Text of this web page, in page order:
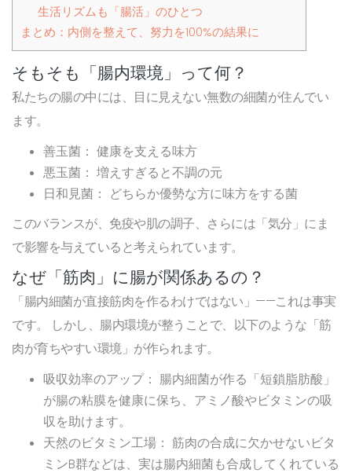
生活リズムも「腸活」のひとつ
まとめ：内側を整えて、努力を100%の結果に
そもそも「腸内環境」って何？
私たちの腸の中には、目に見えない無数の細菌が住んでい
ます。
善玉菌： 健康を支える味方
悪玉菌： 増えすぎると不調の元
日和見菌：
どちらか優勢な方に味方をする菌
このバランスが、免疫や肌の調子、さらには「気分」にま
で影響を与えていると考えられています。
なぜ「筋肉」に腸が関係あるの？
「腸内細菌が直接筋肉を作るわけではない」——これは事実
です。 しかし、腸内環境が整うことで、以下のような「筋
肉が育ちやすい環境」が作られます。
吸収効率のアップ： 腸内細菌が作る「短鎖脂肪酸」
が腸の粘膜を健康に保ち、アミノ酸やビタミンの吸
収を助けます。
天然のビタミン工場： 筋肉の合成に欠かせないビタ
ミンB群などは、実は腸内細菌も合成してくれている